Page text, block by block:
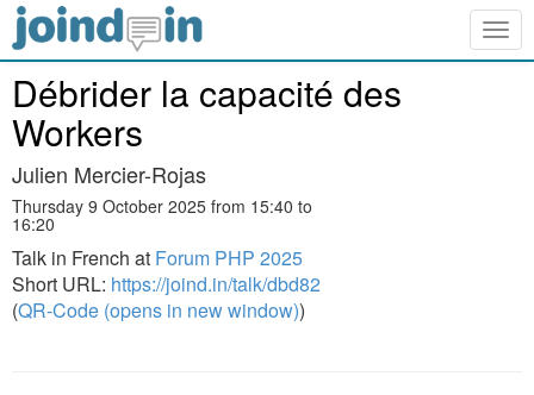
Débrider la capacité des
Workers
Julien Mercier-Rojas
Thursday 9 October 2025 from 15:40 to
16:20
Talk in French at Forum PHP 2025
Short URL: https://joind.in/talk/dbd82
(QR-Code (opens in new window))